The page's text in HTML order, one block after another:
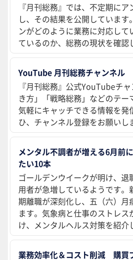
『月刊総務』では、不定期に
し、その結果を公開しています
ンがどのように業務に対応して
ているのか、総務の現状を確認
YouTube 月刊総務チャンネル
『月刊総務』公式YouTubeチ
き方」「戦略総務」などのテー
気軽にキャッチできる情報を発
ひ、チャンネル登録をお願いし
メンタル不調者が増える6月前
たい10本
ゴールデンウイークが明け、退
用者が急増しているようです。
期離職が深刻化し、五（六）月
ます。気象病と仕事のストレス
け、メンタルヘルス対策を紹介
業務効率化＆コスト削減 購買